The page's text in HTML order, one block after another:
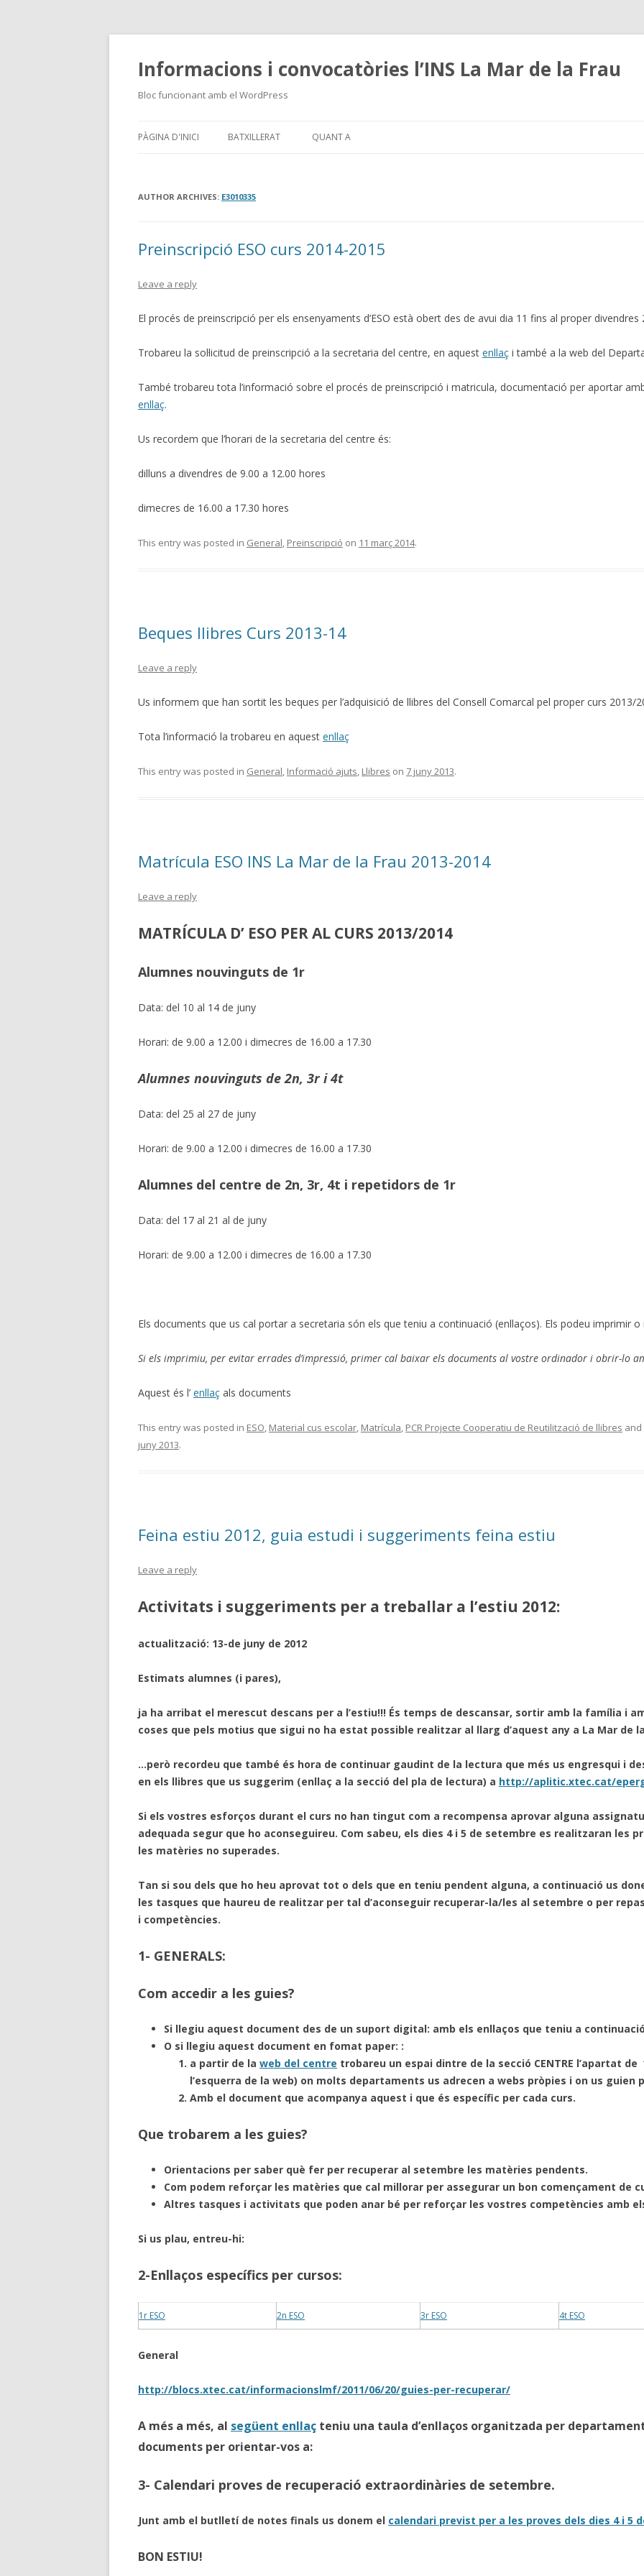
Informacions i convocatòries l’INS La Mar de la Frau
Bloc funcionant amb el WordPress
PÀGINA D'INICI BATXILLERAT QUANT A
AUTHOR ARCHIVES: E3010335
Preinscripció ESO curs 2014-2015
Leave a reply
El procés de preinscripció per els ensenyaments d’ESO està obert des de avui dia 11 fins al proper divendres
Trobareu la sol·licitud de preinscripció a la secretaria del centre, en aquest enllaç i també a la web del
També trobareu tota l’informació sobre el procés de preinscripció i matricula, documentació per aportar
enllaç.
Us recordem que l’horari de la secretaria del centre és:
dilluns a divendres de 9.00 a 12.00 hores
dimecres de 16.00 a 17.30 hores
This entry was posted in General, Preinscripció on 11 març 2014.
Beques llibres Curs 2013-14
Leave a reply
Us informem que han sortit les beques per l’adquisició de llibres del Consell Comarcal pel proper curs 2013/
Tota l’informació la trobareu en aquest enllaç
This entry was posted in General, Informació ajuts, Llibres on 7 juny 2013.
Matrícula ESO INS La Mar de la Frau 2013-2014
Leave a reply
MATRÍCULA D’ ESO PER AL CURS 2013/2014
Alumnes nouvinguts de 1r
Data: del 10 al 14 de juny
Horari: de 9.00 a 12.00 i dimecres de 16.00 a 17.30
Alumnes nouvinguts de 2n, 3r i 4t
Data: del 25 al 27 de juny
Horari: de 9.00 a 12.00 i dimecres de 16.00 a 17.30
Alumnes del centre de 2n, 3r, 4t i repetidors de 1r
Data: del 17 al 21 al de juny
Horari: de 9.00 a 12.00 i dimecres de 16.00 a 17.30
Els documents que us cal portar a secretaria són els que teniu a continuació (enllaços). Els podeu imprimir
Si els imprimiu, per evitar errades d’impressió, primer cal baixar els documents al vostre ordinador i obrir-lo
Aquest és l’ enllaç als documents
This entry was posted in ESO, Material cus escolar, Matrícula, PCR Projecte Cooperatiu de Reutilització de llibres
juny 2013.
Feina estiu 2012, guia estudi i suggeriments feina estiu
Leave a reply
Activitats i suggeriments per a treballar a l’estiu 2012:
actualització: 13-de juny de 2012
Estimats alumnes (i pares),
ja ha arribat el merescut descans per a l’estiu!!! És temps de descansar, sortir amb la família i
coses que pels motius que sigui no ha estat possible realitzar al llarg d’aquest any a La Mar de
…però recordeu que també és hora de continuar gaudint de la lectura que més us engresqui i
en els llibres que us suggerim (enllaç a la secció del pla de lectura) a http://aplitic.xtec.cat/
Si els vostres esforços durant el curs no han tingut com a recompensa aprovar alguna
adequada segur que ho aconseguireu. Com sabeu, els dies 4 i 5 de setembre es realitzaran les
les matèries no superades.
Tan si sou dels que ho heu aprovat tot o dels que en teniu pendent alguna, a continuació us
les tasques que haureu de realitzar per tal d’aconseguir recuperar-la/les al setembre o per
i competències.
1- GENERALS:
Com accedir a les guies?
Si llegiu aquest document des de un suport digital: amb els enllaços que teniu a
O si llegiu aquest document en fomat paper: :
a partir de la web del centre trobareu un espai dintre de la secció CENTRE l’apartat de
l’esquerra de la web) on molts departaments us adrecen a webs pròpies i on us guien
Amb el document que acompanya aquest i que és específic per cada curs.
Que trobarem a les guies?
Orientacions per saber què fer per recuperar al setembre les matèries pendents.
Com podem reforçar les matèries que cal millorar per assegurar un bon començament de
Altres tasques i activitats que poden anar bé per reforçar les vostres competències amb
Si us plau, entreu-hi:
2-Enllaços específics per cursos:
1r ESO 2n ESO 3r ESO 4t ESO
General
http://blocs.xtec.cat/informacionslmf/2011/06/20/guies-per-recuperar/
A més a més, al següent enllaç teniu una taula d’enllaços organitzada per
documents per orientar-vos a:
3- Calendari proves de recuperació extraordinàries de setembre.
Junt amb el butlletí de notes finals us donem el calendari previst per a les proves dels dies 4 i 5
BON ESTIU!